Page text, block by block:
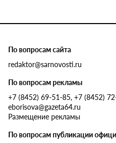
По вопросам сайта
redaktor@sarnovosti.ru
По вопросам рекламы
+7 (8452) 69-51-85, +7 (8452)
eborisova@gazeta64.ru
Размещение рекламы
По вопросам публикации